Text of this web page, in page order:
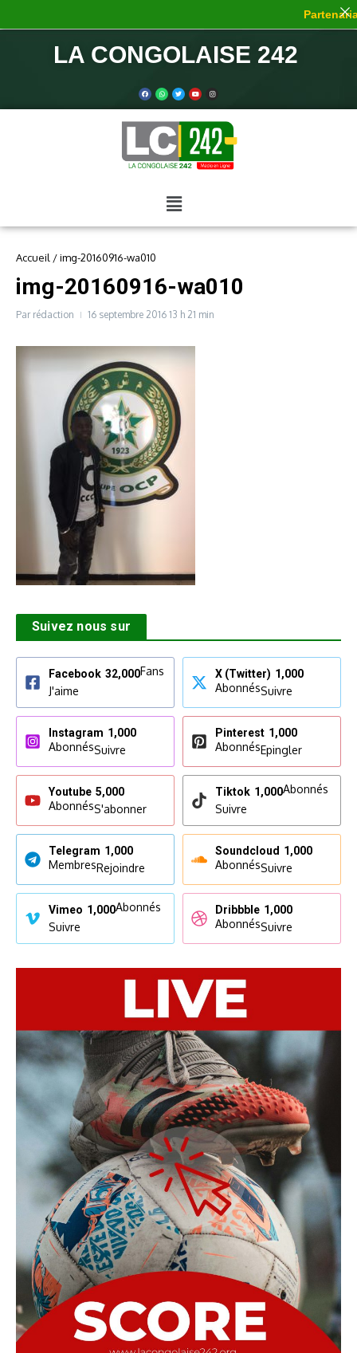
LA CONGOLAISE 242
Accueil /img-20160916-wa010
img-20160916-wa010
Par rédaction 16 septembre 2016 13 h 21 min
Suivez nous sur
Facebook 32,000Fans
J'aime
X (Twitter) 1,000
AbonnésSuivre
Instagram 1,000
AbonnésSuivre
Pinterest 1,000
AbonnésEpingler
Youtube 5,000
AbonnésS'abonner
Tiktok 1,000Abonnés
Suivre
Telegram 1,000
MembresRejoindre
Soundcloud 1,000
AbonnésSuivre
Vimeo 1,000Abonnés
Suivre
Dribbble 1,000
AbonnésSuivre